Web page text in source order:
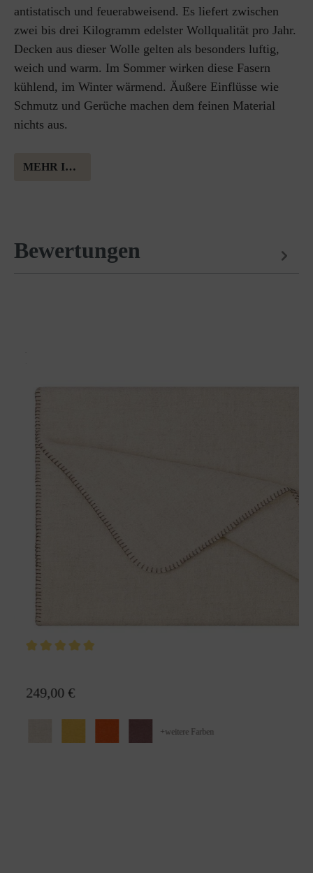
antistatisch und feuerabweisend. Es liefert zwischen
zwei bis drei Kilogramm edelster Wollqualität pro Jahr.
Decken aus dieser Wolle gelten als besonders luftig,
weich und warm. Im Sommer wirken diese Fasern
kühlend, im Winter wärmend. Äußere Einflüsse wie
Schmutz und Gerüche machen dem feinen Material
nichts aus.
MEHR INFORMATION ÜBER MERINOWOLLE
Bewertungen
249,00 €
+weitere Farben